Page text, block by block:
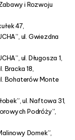
i Rozwoju
47,
ul. Gwiezdna
ul. Długosza 1,
Bracka 18,
Bohaterów Monte
ul. Naftowa 31,
Podróży”,
Domek”,